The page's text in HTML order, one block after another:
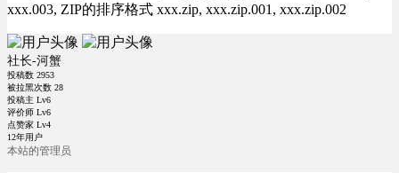
xxx.003, ZIP的排序格式 xxx.zip, xxx.zip.001, xxx.zip.002
社长-河蟹
投稿数 2953
被拉黑次数 28
投稿主 Lv6
评价师 Lv6
点赞家 Lv4
12年用户
本站的管理员